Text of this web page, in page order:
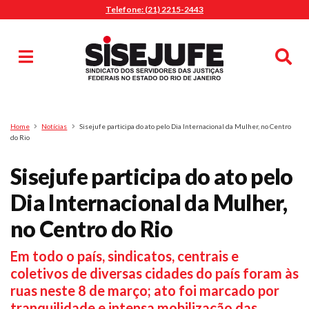
Telefone: (21) 2215-2443
Pesquisa
Home Notícias
Sisejufe participa do ato pelo Dia Internacional da Mulher, no Centro
do Rio
Sisejufe participa do ato pelo
Dia Internacional da Mulher,
no Centro do Rio
Em todo o país, sindicatos, centrais e
coletivos de diversas cidades do país foram às
ruas neste 8 de março; ato foi marcado por
MENU
Sindicalize-se
Jurídico
O Sindicato
Agenda
Casa do Alto
Nossos Convênios
Gympass Wellhub
Seguro Auto